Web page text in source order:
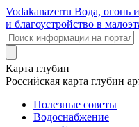
Vodakanazerru Вода, огонь
и благоустройство в
Карта глубин
Российская карта глубин
Полезные советы
Водоснабжение